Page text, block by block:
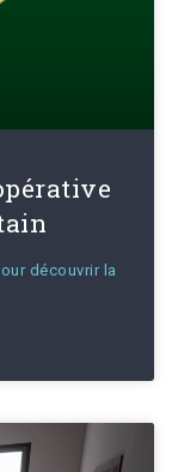
découvrir la